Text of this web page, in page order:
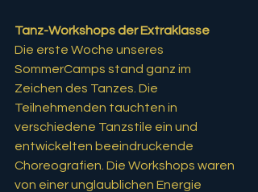
Tanz-Workshops der Extraklasse
Die erste Woche unseres
SommerCamps stand ganz im
Zeichen des Tanzes. Die
Teilnehmenden tauchten in
verschiedene Tanzstile ein und
entwickelten beeindruckende
Choreografien. Die Workshops waren
von einer unglaublichen Energie